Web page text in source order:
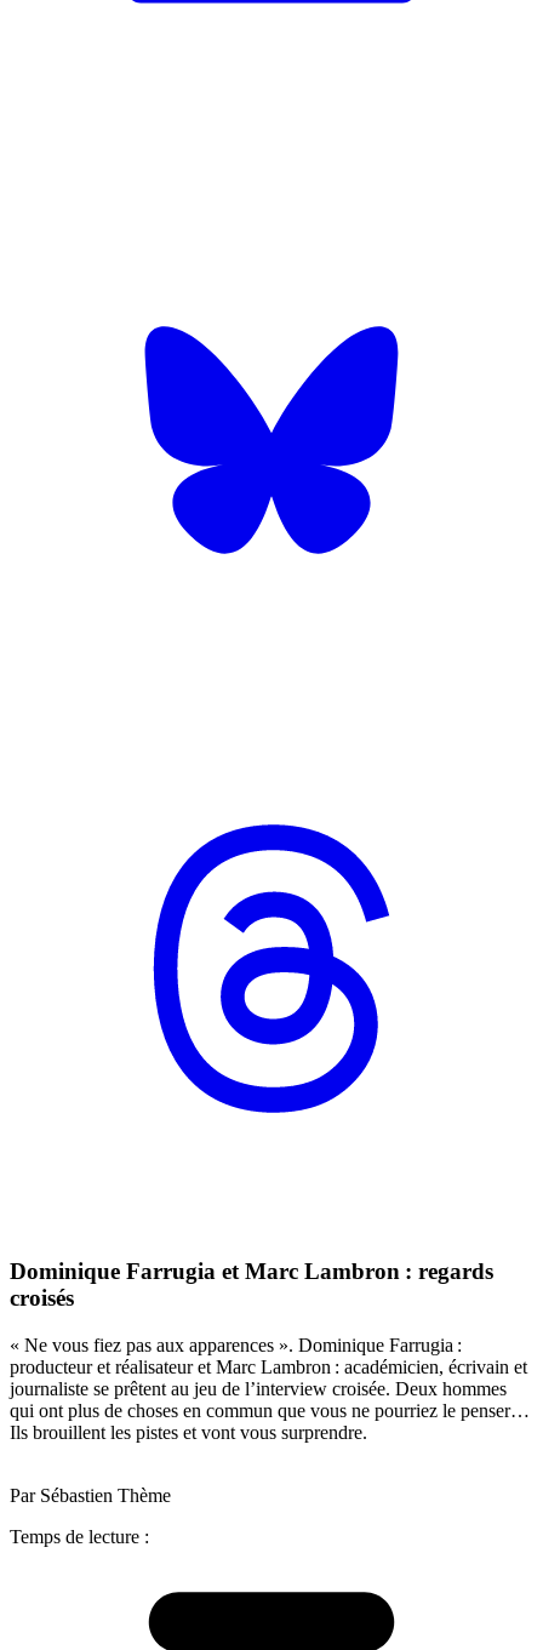
Dominique Farrugia et Marc Lambron : regards
croisés
« Ne vous fiez pas aux apparences ». Dominique Farrugia :
producteur et réalisateur et Marc Lambron : académicien, écrivain et
journaliste se prêtent au jeu de l’interview croisée. Deux hommes
qui ont plus de choses en commun que vous ne pourriez le penser…
Ils brouillent les pistes et vont vous surprendre.
Par Sébastien Thème
Temps de lecture :